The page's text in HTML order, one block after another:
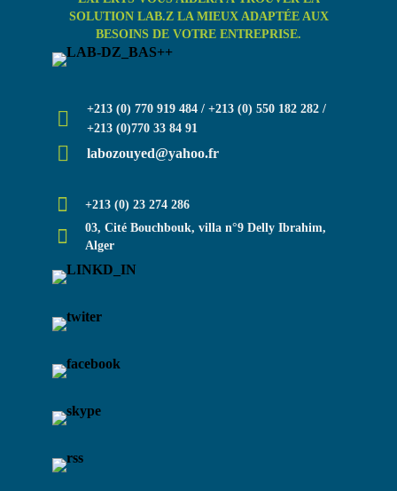
SOLUTION LAB.Z LA MIEUX ADAPTÉE AUX
BESOINS DE VOTRE ENTREPRISE.
+213 (0) 770 919 484 / +213 (0) 550 182 282 /
+213 (0)770 33 84 91
labozouyed@yahoo.fr
+213 (0) 23 274 286
03, Cité Bouchbouk, villa n°9 Delly Ibrahim,
Alger